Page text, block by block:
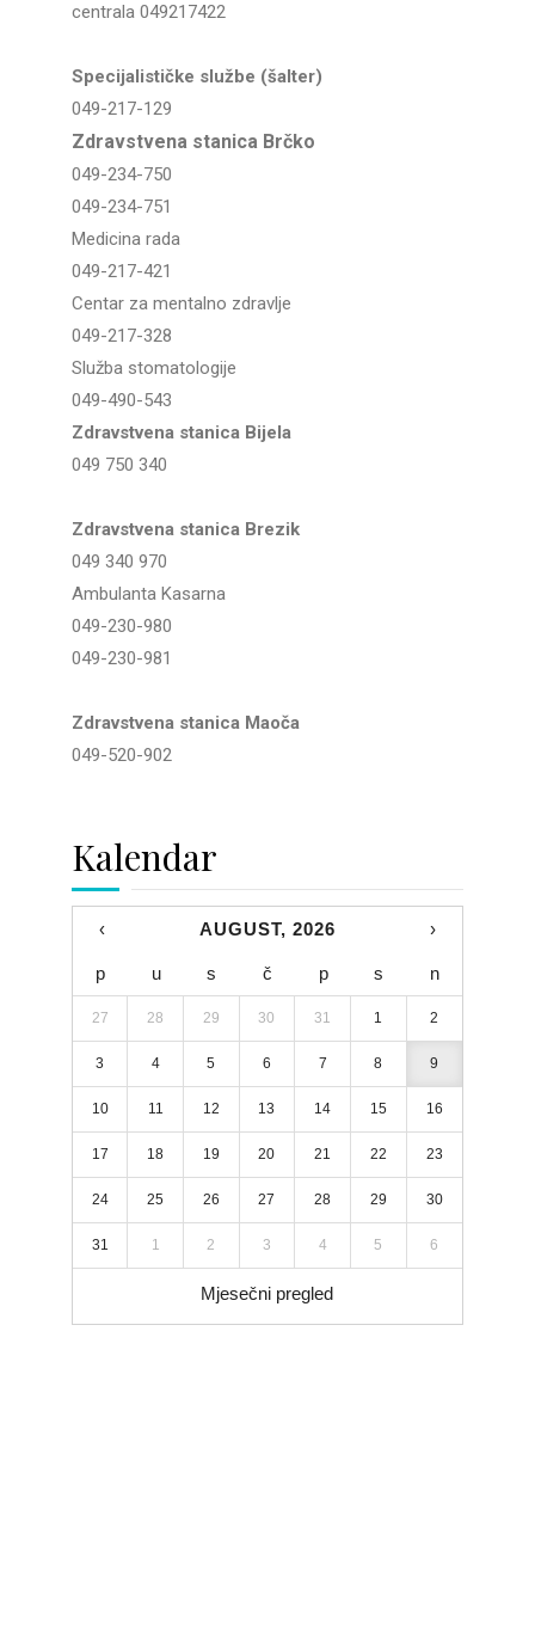
centrala 049217422
Specijalističke službe (šalter)
049-217-129
Zdravstvena stanica Brčko
049-234-750
049-234-751
Medicina rada
049-217-421
Centar za mentalno zdravlje
049-217-328
Služba stomatologije
049-490-543
Zdravstvena stanica Bijela
049 750 340
Zdravstvena stanica Brezik
049 340 970
Ambulanta Kasarna
049-230-980
049-230-981
Zdravstvena stanica Maoča
049-520-902
Kalendar
‹ AUGUST, 2026 ›
p u s č p s n
27 28 29 30 31 1 2
3 4 5 6 7 8 9
10 11 12 13 14 15 16
17 18 19 20 21 22 23
24 25 26 27 28 29 30
31 1 2 3 4 5 6
Mjesečni pregled